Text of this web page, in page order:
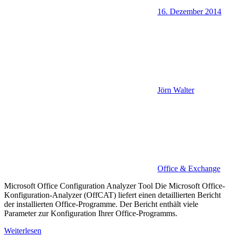
16. Dezember 2014
Jörn Walter
Office & Exchange
Microsoft Office Configuration Analyzer Tool Die Microsoft Office-
Konfiguration-Analyzer (OffCAT) liefert einen detaillierten Bericht
der installierten Office-Programme. Der Bericht enthält viele
Parameter zur Konfiguration Ihrer Office-Programms.
Weiterlesen